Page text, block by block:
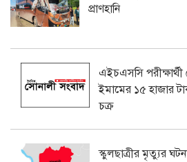
প্রাণহানি
এইচএসসি
ইমামের ১৫ হাজার
চক্র
স্কুলছাত্রীর মৃত্যুর